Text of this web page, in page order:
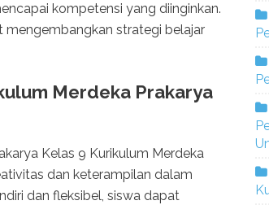
kompetensi yang diinginkan.
mengembangkan strategi belajar
Merdeka Prakarya
Kelas 9 Kurikulum Merdeka
dan keterampilan dalam
dan fleksibel, siswa dapat